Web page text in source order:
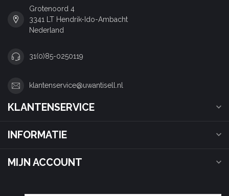
Grotenoord 4
3341 LT Hendrik-Ido-Ambacht
Nederland
31(0)85-0250119
klantenservice@uwantisell.nl
KLANTENSERVICE
INFORMATIE
MIJN ACCOUNT